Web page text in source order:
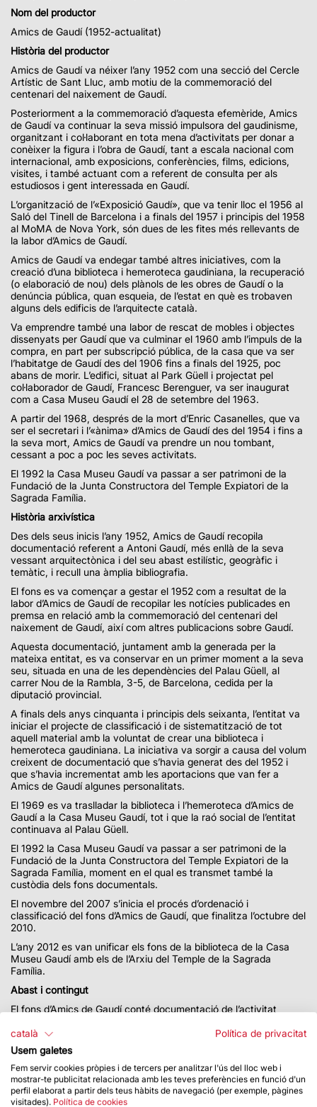
Nom del productor
Amics de Gaudí (1952-actualitat)
Història del productor
Amics de Gaudí va néixer l’any 1952 com una secció del Cercle
Artístic de Sant Lluc, amb motiu de la commemoració del
centenari del naixement de Gaudí.
Posteriorment a la commemoració d’aquesta efemèride, Amics
de Gaudí va continuar la seva missió impulsora del gaudinisme,
organitzant i col·laborant en tota mena d’activitats per donar a
conèixer la figura i l’obra de Gaudí, tant a escala nacional com
internacional, amb exposicions, conferències, films, edicions,
visites, i també actuant com a referent de consulta per als
estudiosos i gent interessada en Gaudí.
L’organització de l’«Exposició Gaudí», que va tenir lloc el 1956 al
Saló del Tinell de Barcelona i a finals del 1957 i principis del 1958
al MoMA de Nova York, són dues de les fites més rellevants de
la labor d’Amics de Gaudí.
Amics de Gaudí va endegar també altres iniciatives, com la
creació d’una biblioteca i hemeroteca gaudiniana, la recuperació
(o elaboració de nou) dels plànols de les obres de Gaudí o la
denúncia pública, quan esqueia, de l’estat en què es trobaven
alguns dels edificis de l’arquitecte català.
Va emprendre també una labor de rescat de mobles i objectes
dissenyats per Gaudí que va culminar el 1960 amb l’impuls de la
compra, en part per subscripció pública, de la casa que va ser
l’habitatge de Gaudí des del 1906 fins a finals del 1925, poc
abans de morir. L’edifici, situat al Park Güell i projectat pel
col·laborador de Gaudí, Francesc Berenguer, va ser inaugurat
com a Casa Museu Gaudí el 28 de setembre del 1963.
A partir del 1968, després de la mort d’Enric Casanelles, que va
ser el secretari i l’«ànima» d’Amics de Gaudí des del 1954 i fins a
la seva mort, Amics de Gaudí va prendre un nou tombant,
cessant a poc a poc les seves activitats.
El 1992 la Casa Museu Gaudí va passar a ser patrimoni de la
Fundació de la Junta Constructora del Temple Expiatori de la
Sagrada Família.
Història arxivística
Des dels seus inicis l’any 1952, Amics de Gaudí recopila
documentació referent a Antoni Gaudí, més enllà de la seva
vessant arquitectònica i del seu abast estilístic, geogràfic i
temàtic, i recull una àmplia bibliografia.
El fons es va començar a gestar el 1952 com a resultat de la
labor d’Amics de Gaudí de recopilar les notícies publicades en
premsa en relació amb la commemoració del centenari del
naixement de Gaudí, així com altres publicacions sobre Gaudí.
Aquesta documentació, juntament amb la generada per la
mateixa entitat, es va conservar en un primer moment a la seva
seu, situada en una de les dependències del Palau Güell, al
carrer Nou de la Rambla, 3-5, de Barcelona, cedida per la
diputació provincial.
A finals dels anys cinquanta i principis dels seixanta, l’entitat va
iniciar el projecte de classificació i de sistematització de tot
aquell material amb la voluntat de crear una biblioteca i
hemeroteca gaudiniana. La iniciativa va sorgir a causa del volum
creixent de documentació que s’havia generat des del 1952 i
que s’havia incrementat amb les aportacions que van fer a
Amics de Gaudí algunes personalitats.
El 1969 es va traslladar la biblioteca i l’hemeroteca d’Amics de
Gaudí a la Casa Museu Gaudí, tot i que la raó social de l’entitat
continuava al Palau Güell.
El 1992 la Casa Museu Gaudí va passar a ser patrimoni de la
Fundació de la Junta Constructora del Temple Expiatori de la
Sagrada Família, moment en el qual es transmet també la
custòdia dels fons documentals.
El novembre del 2007 s’inicia el procés d’ordenació i
classificació del fons d’Amics de Gaudí, que finalitza l’octubre del
2010.
L’any 2012 es van unificar els fons de la biblioteca de la Casa
Museu Gaudí amb els de l’Arxiu del Temple de la Sagrada
Família.
Abast i contingut
El fons d’Amics de Gaudí conté documentació de l’activitat
de la Casa Museu Gaudí va passar a dependre de la Junta
Constructora del Temple Expiatori de la Sagrada Família. El gruix
de la documentació es correspon al període 1952-1970, que
coincideix amb l’etapa més activa de l’entitat. A partir d’aquesta
data, la informació és més escassa.
El fons permet conèixer la labor de valorització de la figura i
català
Política de privacitat
Usem galetes
Fem servir cookies pròpies i de tercers per analitzar l'ús del lloc web i
mostrar-te publicitat relacionada amb les teves preferències en funció d'un
perfil elaborat a partir dels teus hàbits de navegació (per exemple, pàgines
visitades). Política de cookies